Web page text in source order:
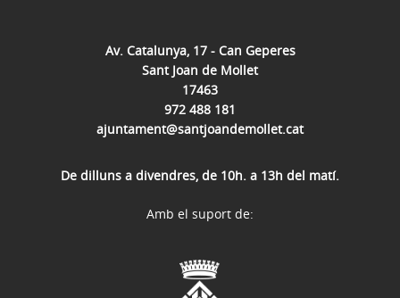
Av. Catalunya, 17 - Can Geperes
Sant Joan de Mollet
17463
972 488 181
ajuntament@santjoandemollet.cat
De dilluns a divendres, de 10h. a 13h del matí.
Amb el suport de: